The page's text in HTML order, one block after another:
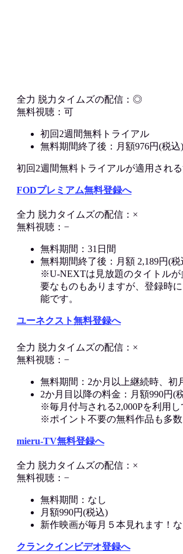
全力 脱力タイムズの配信：◎
無料視聴：可
初回2週間無料トライアル
無料期間終了後：月額976円(税込)
初回2週間無料トライアルが適用され
FODプレミアム無料登録へ
全力 脱力タイムズの配信：×
無料視聴：−
無料期間：31日間
無料期間終了後：月額 2,189円(税
※U-NEXTは見放題のタイトル
要なものもありますが、登録時
能です。
ユーネクスト無料登録へ
全力 脱力タイムズの配信：×
無料視聴：−
無料期間：2か月以上継続時、初
2か月目以降の料金：月額990円(
※毎月付与される2,000Pを利用
※ポイント不要の無料作品も多
mieru-TV無料登録へ
全力 脱力タイムズの配信：×
無料視聴：−
無料期間：なし
月額990円(税込)
新作映画が毎月５本見れます！
クランクインビデオ登録へ